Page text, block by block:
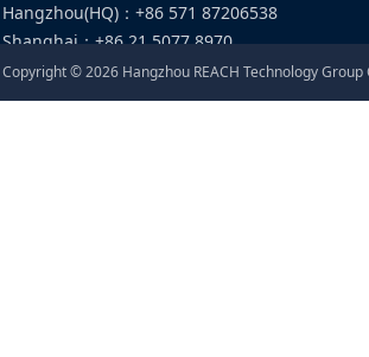
Hangzhou(HQ) ： +86 571 87206538
Shanghai：+86 21 5077 8970
Email：food@cirs-group.com
Copyright ©2026 Hangzhou REACH Technology Group